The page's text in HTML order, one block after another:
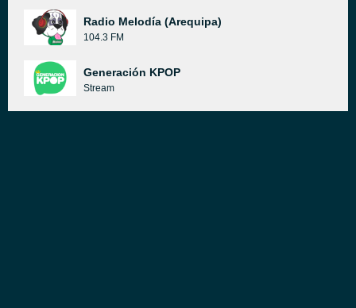
Radio Melodía (Arequipa)
104.3 FM
Generación KPOP
Stream